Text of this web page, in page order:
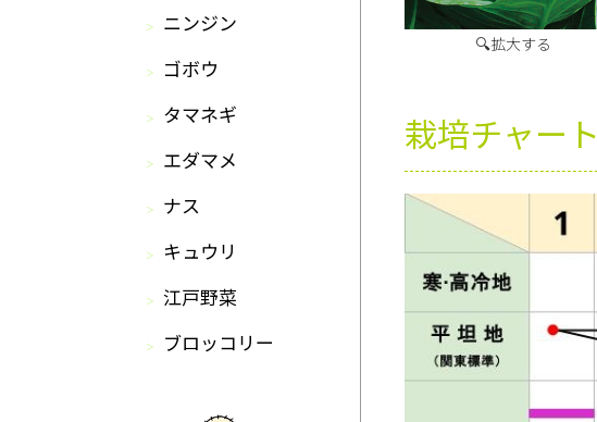
ニンジン
ゴボウ
タマネギ
エダマメ
ナス
キュウリ
江戸野菜
ブロッコリー
🔍拡大する
栽培チャート